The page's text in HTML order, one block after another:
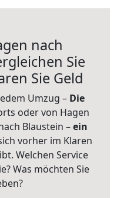
nach
Sie
Sie Geld
Umzug – Die
oder von Hagen
Blaustein –ein
vorher im Klaren
Welchen Service
Was möchten Sie